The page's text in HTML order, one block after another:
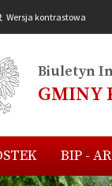
Wersja kontrastowa
Biuletyn
GMINY
BIP -